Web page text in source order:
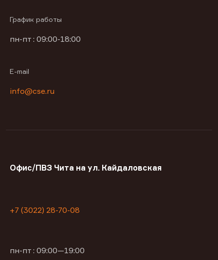
График работы
пн-пт : 09:00-18:00
E-mail
info@cse.ru
Офис/ПВЗ Чита на ул. Кайдаловская
+7 (3022) 28-70-08
пн-пт : 09:00—19:00